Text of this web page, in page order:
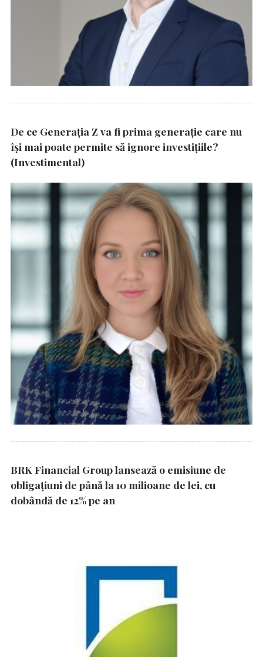
De ce Generația Z va fi prima generație care nu
își mai poate permite să ignore investițiile?
(Investimental)
BRK Financial Group lansează o emisiune de
obligațiuni de până la 10 milioane de lei, cu
dobândă de 12% pe an